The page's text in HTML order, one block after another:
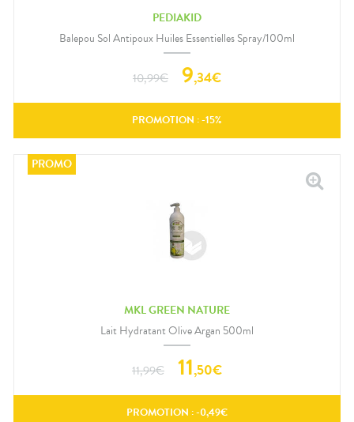
PEDIAKID
Balepou Sol Antipoux Huiles Essentielles Spray/100ml
10,99€ 9,34€
PROMOTION : -15%
MKL GREEN NATURE
Lait Hydratant Olive Argan 500ml
11,99€ 11,50€
PROMOTION : -0,49€